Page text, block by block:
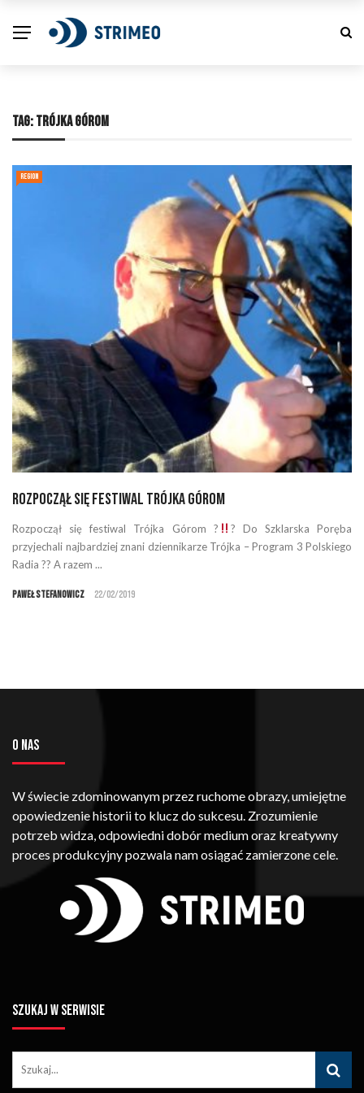
TAG:TRÓJKA GÓROM
REGION
Rozpoczął się festiwal Trójka górom
Rozpoczął się festiwal Trójka Górom ?
? Do Szklarska Poręba
przyjechali najbardziej znani dziennikarze Trójka – Program 3 Polskiego
Radia ?? A razem ...
Paweł Stefanowicz 22/02/2019
O NAS
W świecie zdominowanym przez ruchome obrazy, umiejętne
opowiedzenie historii to klucz do sukcesu. Zrozumienie
potrzeb widza, odpowiedni dobór medium oraz kreatywny
proces produkcyjny pozwala nam osiągać zamierzone cele.
SZUKAJ W SERWISIE